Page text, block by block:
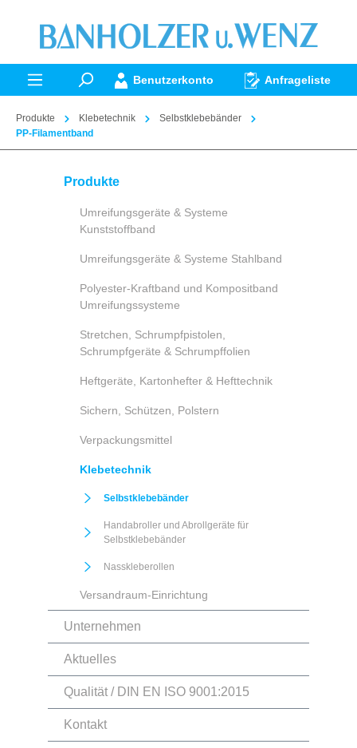
springen
Benutzerkonto Anfrageliste
Produkte Klebetechnik
Selbstklebebänder
PP-Filamentband
Produkte
Umreifungsgeräte & Systeme
Kunststoffband
Umreifungsgeräte & Systeme Stahlband
Polyester-Kraftband und Kompositband
Umreifungssysteme
Stretchen, Schrumpfpistolen,
Schrumpfgeräte & Schrumpffolien
Heftgeräte, Kartonhefter & Hefttechnik
Sichern, Schützen, Polstern
Verpackungsmittel
Klebetechnik
Selbstklebebänder
Handabroller und Abrollgeräte für
Selbstklebebänder
Nasskleberollen
Versandraum-Einrichtung
Unternehmen
Aktuelles
Qualität / DIN EN ISO 9001:2015
Kontakt